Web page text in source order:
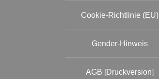
Cookie-Richtlinie (EU)
Gender-Hinweis
AGB [Druckversion]